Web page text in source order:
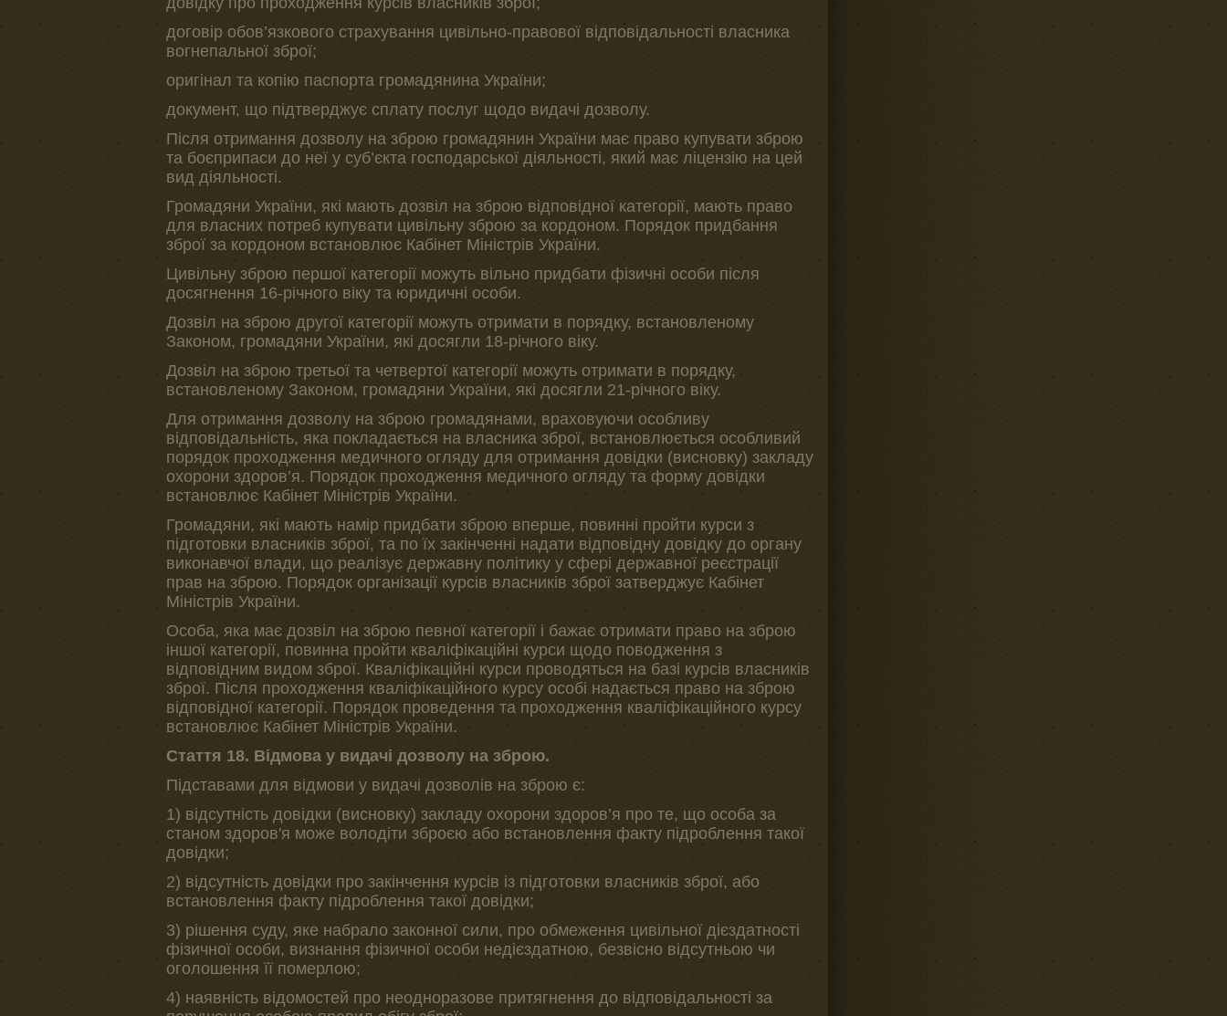
договір обов’язкового страхування цивільно-правової відповідальності власника
вогнепальної зброї;
оригінал та копію паспорта громадянина України;
документ, що підтверджує сплату послуг щодо видачі дозволу.
Після отримання дозволу на зброю громадянин України має право купувати зброю
та боєприпаси до неї у суб’єкта господарської діяльності, який має ліцензію на цей
вид діяльності.
Громадяни України, які мають дозвіл на зброю відповідної категорії, мають право
для власних потреб купувати цивільну зброю за кордоном. Порядок придбання
зброї за кордоном встановлює Кабінет Міністрів України.
Цивільну зброю першої категорії можуть вільно придбати фізичні особи після
досягнення 16-річного віку та юридичні особи.
Дозвіл на зброю другої категорії можуть отримати в порядку, встановленому
Законом, громадяни України, які досягли 18-річного віку.
Дозвіл на зброю третьої та четвертої категорії можуть отримати в порядку,
встановленому Законом, громадяни України, які досягли 21-річного віку.
Для отримання дозволу на зброю громадянами, враховуючи особливу
відповідальність, яка покладається на власника зброї, встановлюється особливий
порядок проходження медичного огляду для отримання довідки (висновку) закладу
охорони здоров’я. Порядок проходження медичного огляду та форму довідки
встановлює Кабінет Міністрів України.
Громадяни, які мають намір придбати зброю вперше, повинні пройти курси з
підготовки власників зброї, та по їх закінченні надати відповідну довідку до органу
виконавчої влади, що реалізує державну політику у сфері державної реєстрації
прав на зброю. Порядок організації курсів власників зброї затверджує Кабінет
Міністрів України.
Особа, яка має дозвіл на зброю певної категорії і бажає отримати право на зброю
іншої категорії, повинна пройти кваліфікаційні курси щодо поводження з
відповідним видом зброї. Кваліфікаційні курси проводяться на базі курсів власників
зброї. Після проходження кваліфікаційного курсу особі надається право на зброю
відповідної категорії. Порядок проведення та проходження кваліфікаційного курсу
встановлює Кабінет Міністрів України.
Стаття 18. Відмова у видачі дозволу на зброю.
Підставами для відмови у видачі дозволів на зброю є:
1) відсутність довідки (висновку) закладу охорони здоров’я про те, що особа за
станом здоров'я може володіти зброєю або встановлення факту підроблення такої
довідки;
2) відсутність довідки про закінчення курсів із підготовки власників зброї, або
встановлення факту підроблення такої довідки;
3) рішення суду, яке набрало законної сили, про обмеження цивільної дієздатності
фізичної особи, визнання фізичної особи недієздатною, безвісно відсутньою чи
оголошення її померлою;
4) наявність відомостей про неодноразове притягнення до відповідальності за